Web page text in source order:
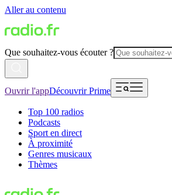
Aller au contenu
Que souhaitez-vous écouter ?
Ouvrir l'appDécouvrir Prime
Top 100 radios
Podcasts
Sport en direct
À proximité
Genres musicaux
Thèmes